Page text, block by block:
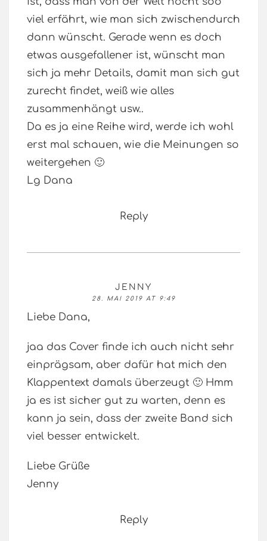
viel erfährt, wie man sich zwischendurch
dann wünscht. Gerade wenn es doch
etwas ausgefallener ist, wünscht man
sich ja mehr Details, damit man sich gut
zurecht findet, weiß wie alles
zusammenhängt usw..
Da es ja eine Reihe wird, werde ich wohl
erst mal schauen, wie die Meinungen so
weitergehen 🙂
Lg Dana
Reply
JENNY
28. MAI 2019 AT 9:49
Liebe Dana,
jaa das Cover finde ich auch nicht sehr
einprägsam, aber dafür hat mich den
Klappentext damals überzeugt 🙂 Hmm
ja es ist sicher gut zu warten, denn es
kann ja sein, dass der zweite Band sich
viel besser entwickelt.
Liebe Grüße
Jenny
Reply